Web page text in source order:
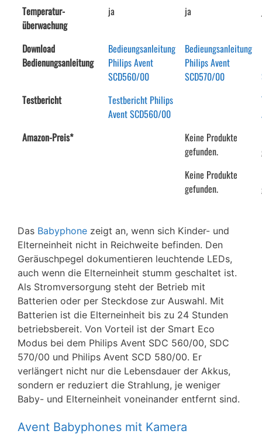
Temperatur-
überwachung
ja ja
Download
Bedienungsanleitung
Bedieungsanleitung
Philips Avent
SCD560/00
Bedieungsanleitung
Philips Avent
SCD570/00
Testbericht
Testbericht Philips
Avent SCD560/00
Amazon-Preis*
Keine Produkte
gefunden.
Keine Produkte
gefunden.
Das Babyphone zeigt an, wenn sich Kinder- und
Elterneinheit nicht in Reichweite befinden. Den
Geräuschpegel dokumentieren leuchtende LEDs,
auch wenn die Elterneinheit stumm geschaltet ist.
Als Stromversorgung steht der Betrieb mit
Batterien oder per Steckdose zur Auswahl. Mit
Batterien ist die Elterneinheit bis zu 24 Stunden
betriebsbereit. Von Vorteil ist der Smart Eco
Modus bei dem Philips Avent SDC 560/00, SDC
570/00 und Philips Avent SCD 580/00. Er
verlängert nicht nur die Lebensdauer der Akkus,
sondern er reduziert die Strahlung, je weniger
Baby- und Elterneinheit voneinander entfernt sind.
Avent Babyphones mit Kamera